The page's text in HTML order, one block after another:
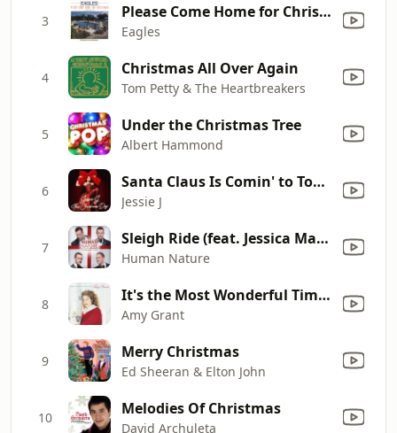
3 Please Come Home for Christmas
Eagles
4 Christmas All Over Again
Tom Petty & The Heartbreakers
5 Under the Christmas Tree
Albert Hammond
6 Santa Claus Is Comin' to Town
Jessie J
7 Sleigh Ride (feat. Jessica Mauboy)
Human Nature
8 It's the Most Wonderful Time of the Year
Amy Grant
9 Merry Christmas
Ed Sheeran & Elton John
10 Melodies Of Christmas
David Archuleta